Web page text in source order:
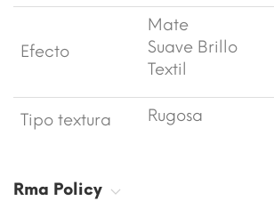
Efecto
Mate
Suave Brillo
Textil
Tipo textura Rugosa
Rma Policy